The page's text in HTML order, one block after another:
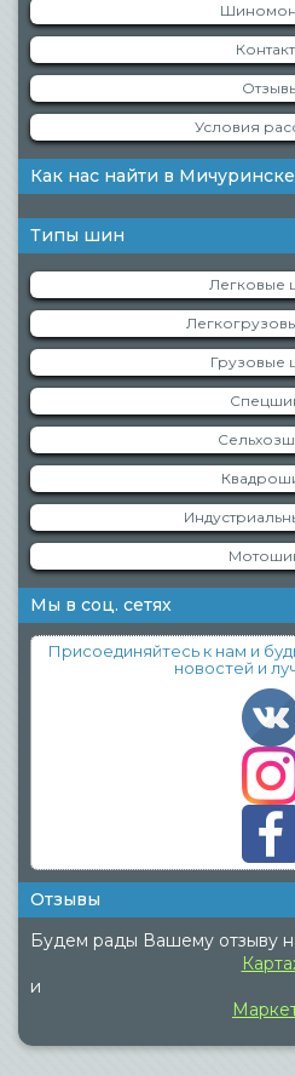
Условия
Как нас найти в Мичуринске
Типы шин
Легковые
Грузовые
Мы в соц. сетях
Присоединяйтесь к нам и
новостей и
Отзывы
Будем рады Вашему отзыву
и